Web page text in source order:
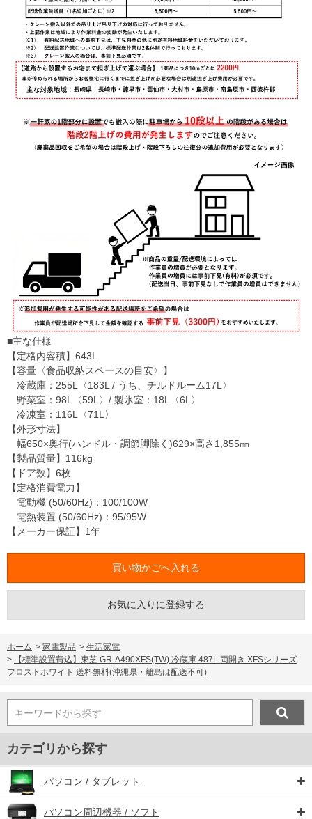
■主な仕様
【定格内容積】643L
【容量〈食品収納スペースの目安〉】
冷蔵庫：255L〈183L / うち、チルドルーム17L〉
野菜室：98L〈59L〉/ 製氷室：18L〈6L〉
冷凍室：116L〈71L〉
【外形寸法】
幅650×奥行(ハンドル・調節脚除く)629×高さ1,855㎜
【製品質量】116kg
【ドア数】6枚
【定格消費電力】
電動機 (50/60Hz)：100/100W
電熱装置 (50/60Hz)：95/95W
【メーカー保証】1年
お気に入りに登録する
ホーム > 家電製品 > 生活家電
>
【標準設置費込】東芝 GR-A490XFS(TW) 冷蔵庫 487L 両開き XFSシリーズ
フロストホワイト 送料無料(沖縄県・離島は配送不可)
キーワードから探す
カテゴリから探す
パソコン / タブレット
パソコン周辺機器 / ソフト